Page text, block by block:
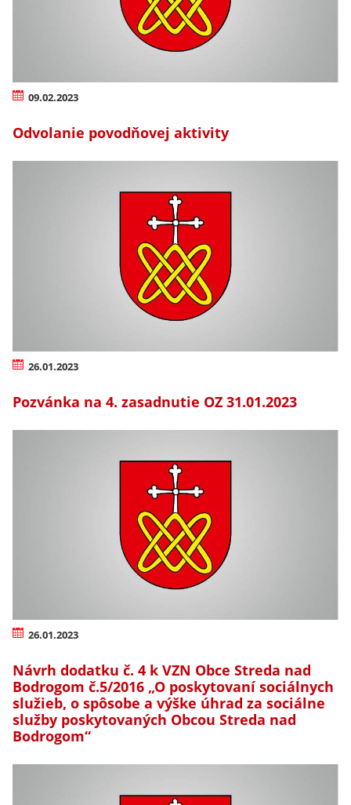
09.02.2023
Odvolanie povodňovej aktivity
26.01.2023
Pozvánka na 4. zasadnutie OZ 31.01.2023
26.01.2023
Návrh dodatku č. 4 k VZN Obce Streda nad
Bodrogom č.5/2016 „O poskytovaní sociálnych
služieb, o spôsobe a výške úhrad za sociálne
služby poskytovaných Obcou Streda nad
Bodrogom“